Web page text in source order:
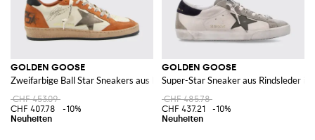
GOLDEN GOOSE
Zweifarbige Ball Star Sneakers aus Nappa- und Veloursleder
CHF 453.09
CHF 407.78
-10%
GOLDEN GOOSE
Super-Star Sneaker aus Rindsleder
CHF 485.78
CHF 437.21
-10%